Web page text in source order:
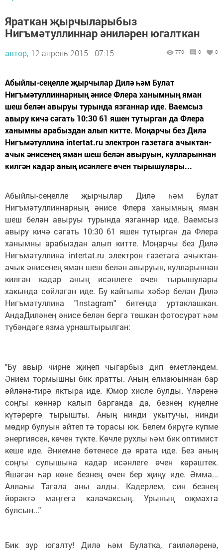
Яраткан җырчыларыбыз
Нигъмәтуллиннар әниләрен югалткан
автор, 12 апрель 2015 - 07:15 770 0 0
Абыйлы-сеңелле җырчылар Дилә һәм Булат
Нигъмәтуллиннарның әнисе Флера ханымның яман
шеш белән авыруы турында язганнар иде. Ваемсыз
авыру кичә сәгать 10:30 61 яшен тутырган да Флера
ханымны арабыздан алып китте. Моңарчы без Дилә
Нигъмәтуллина intertat.ru электрон газетага ачыктан-
ачык әнисенең яман шеш белән авыруын, кулларыннан
килгән кадәр аның исәнлеге өчен тырышулары...
Абыйлы-сеңелле җырчылар Дилә һәм Булат
Нигъмәтуллиннарның әнисе Флера ханымның яман
шеш белән авыруы турында язганнар иде. Ваемсыз
авыру кичә сәгать 10:30 61 яшен тутырган да Флера
ханымны арабыздан алып китте. Моңарчы без Дилә
Нигъмәтуллина intertat.ru электрон газетага ачыктан-
ачык әнисенең яман шеш белән авыруын, кулларыннан
килгән кадәр аның исәнлеге өчен тырышулары
хакында сөйләгән иде. Бу кайгылы хәбәр белән Дилә
Нигъмәтуллина "Instagram" битендә уртаклашкан.
АндаДиләнең әнисе белән бергә төшкән фотосүрәт һәм
түбәндәге язма урнаштырылган:
"Бу авыр чирне җиңеп чыгарбыз дип өметләндем.
Әнием тормышны бик яратты. Аның елмаюыннан бар
әйләнә-тирә яктыра иде. Юмор хисле булды. Үләренә
соңгы көннәр калып барганда да, безнең күңелне
күтәрергә тырышты. Аның нинди укытучы, нинди
мөдир булуын әйтеп тә торасы юк. Белем бирүгә күпме
энергиясен, көчен түкте. Көчле рухлы һәм бик оптимист
кеше иде. Әниемне бөтенесе дә ярата иде. Без аның
соңгы сулышына кадәр исәнлеге өчен көрәштек.
Яшәгән һәр көне безнең өчен бер җиңү иде. Әмма...
Аллаһы Тәгалә аны алды. Кадерлем, син безнең
йөрәктә мәңгегә калачаксың. Урының оҗмахта
булсын..."
Бик зур югалту! Дилә һәм Булатка, гаиләләренә,